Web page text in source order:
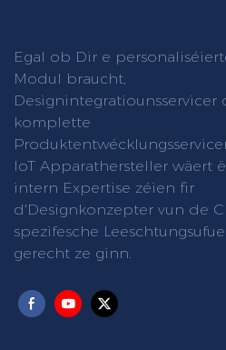
Egal ob Dir e
Modul braucht,
Designintegratiounsservicer
komplette
IoT Apparathersteller wäert
intern Expertise zéien fir
d'Designkonzepter vun de
spezifesche
gerecht ze ginn.